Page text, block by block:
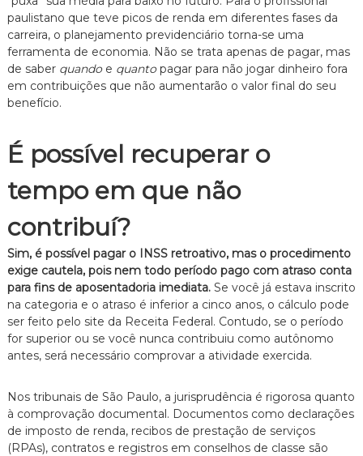
paulistano que teve picos de renda em diferentes fases da
carreira, o planejamento previdenciário torna-se uma
ferramenta de economia. Não se trata apenas de pagar, mas
de saber quandoe quantopagar para não jogar dinheiro fora
em contribuições que não aumentarão o valor final do seu
benefício.
É possível recuperar o
tempo em que não
contribuí?
Sim, é possível pagar o INSS retroativo, mas o procedimento
exige cautela, pois nem todo período pago com atraso conta
para fins de aposentadoria imediata.Se você já estava inscrito
na categoria e o atraso é inferior a cinco anos, o cálculo pode
ser feito pelo site da Receita Federal. Contudo, se o período
for superior ou se você nunca contribuiu como autônomo
antes, será necessário comprovar a atividade exercida.
Nos tribunais de São Paulo, a jurisprudência é rigorosa quanto
à comprovação documental. Documentos como declarações
de imposto de renda, recibos de prestação de serviços
(RPAs), contratos e registros em conselhos de classe são